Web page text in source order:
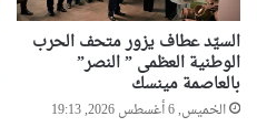
ل
ا
ت
ا
السيّد عطاف يزور متحف الحرب
الوطنية العظمى ” النصر”
بالعاصمة مينسك
الخميس, 6 أغسطس 2026, 19:13